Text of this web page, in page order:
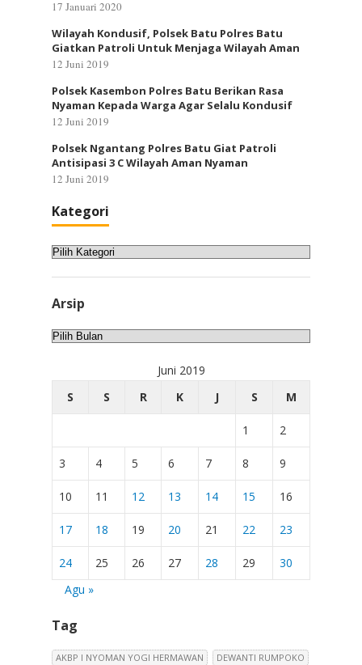
17 Januari 2020
Wilayah Kondusif, Polsek Batu Polres Batu
Giatkan Patroli Untuk Menjaga Wilayah Aman
12 Juni 2019
Polsek Kasembon Polres Batu Berikan Rasa
Nyaman Kepada Warga Agar Selalu Kondusif
12 Juni 2019
Polsek Ngantang Polres Batu Giat Patroli
Antisipasi 3 C Wilayah Aman Nyaman
12 Juni 2019
Kategori
Kategori
Arsip
Arsip
Juni 2019
S
S R K J S M
1 2
3 4 5 6 7 8 9
10 11 12 13 14 15 16
17 18 19 20 21 22 23
24 25 26 27 28 29
30
Agu »
Tag
AKBP I NYOMAN YOGI HERMAWAN DEWANTI RUMPOKO